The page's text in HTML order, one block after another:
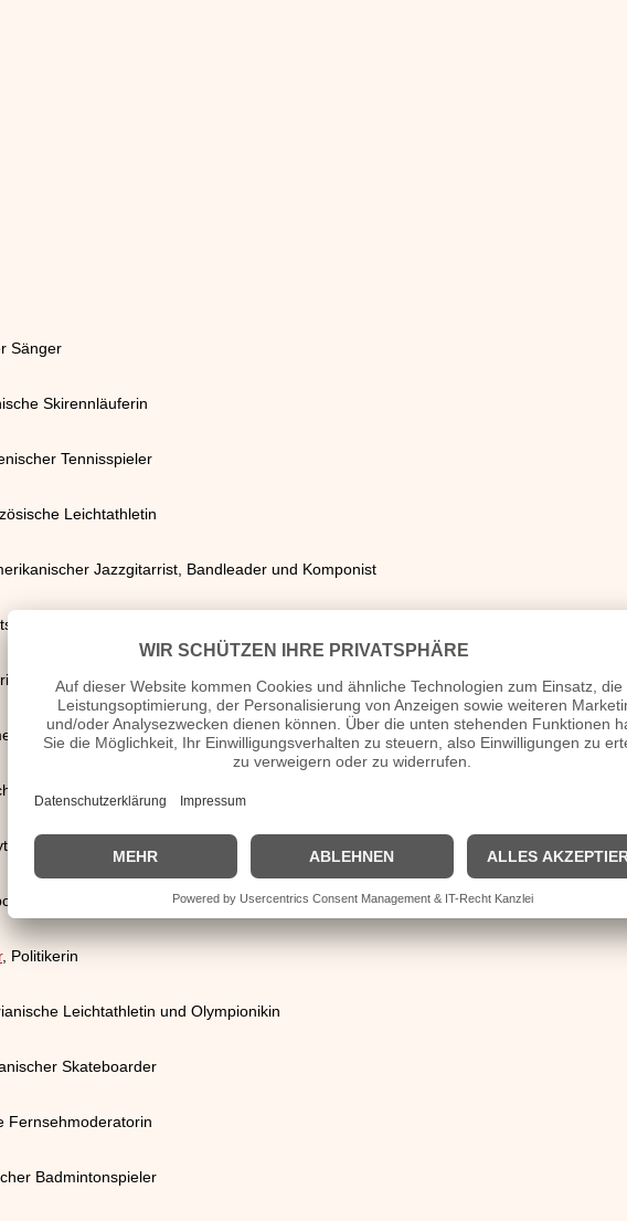
Sänger
Skirennläuferin
Tennisspieler
Leichtathletin
Jazzgitarrist, Bandleader und Komponist
Tenor
Schauspieler
Sänger
Tennisspieler
und ehemaliger Eishockeyspieler
, Politikerin
Leichtathletin und Olympionikin
Skateboarder
Fernsehmoderatorin
Badmintonspieler